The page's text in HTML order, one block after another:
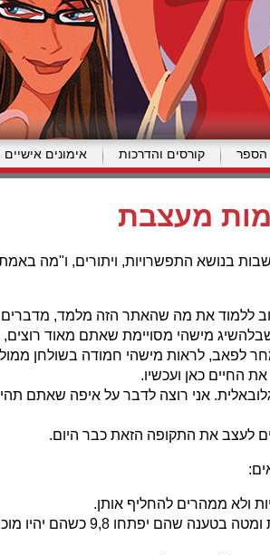
אימונים אישיים קורסים והדרכות הספר
מעצבת
בנושא התפשרויות, ויתורים, ו"מה
ללמוד את מה שהאתר הזה מלמד,
מישהי מסויימת שאתם מאוד רוצים,
לפאב, לראות מישהי חמודה בשולחן ממול
החיים כאן ועכשיו.
לעצב את התקופה הזאת כבר היום.
2. חבר'ה שפותחים סטים רק עם שביעיות ומטה בטענה שהם יפתחו 9,8